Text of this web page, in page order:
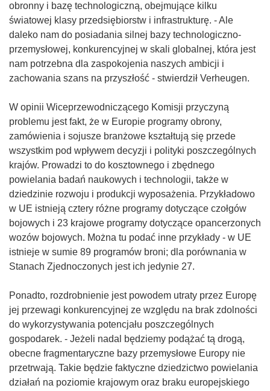
obronny i bazę technologiczną, obejmujące kilku
światowej klasy przedsiębiorstw i infrastrukturę. - Ale
daleko nam do posiadania silnej bazy technologiczno-
przemysłowej, konkurencyjnej w skali globalnej, która jest
nam potrzebna dla zaspokojenia naszych ambicji i
zachowania szans na przyszłość - stwierdził Verheugen.
W opinii Wiceprzewodniczącego Komisji przyczyną
problemu jest fakt, że w Europie programy obrony,
zamówienia i sojusze branżowe kształtują się przede
wszystkim pod wpływem decyzji i polityki poszczególnych
krajów. Prowadzi to do kosztownego i zbędnego
powielania badań naukowych i technologii, także w
dziedzinie rozwoju i produkcji wyposażenia. Przykładowo
w UE istnieją cztery różne programy dotyczące czołgów
bojowych i 23 krajowe programy dotyczące opancerzonych
wozów bojowych. Można tu podać inne przykłady - w UE
istnieje w sumie 89 programów broni; dla porównania w
Stanach Zjednoczonych jest ich jedynie 27.
Ponadto, rozdrobnienie jest powodem utraty przez Europę
jej przewagi konkurencyjnej ze względu na brak zdolności
do wykorzystywania potencjału poszczególnych
gospodarek. - Jeżeli nadal będziemy podążać tą drogą,
obecne fragmentaryczne bazy przemysłowe Europy nie
przetrwają. Takie będzie faktyczne dziedzictwo powielania
działań na poziomie krajowym oraz braku europejskiego